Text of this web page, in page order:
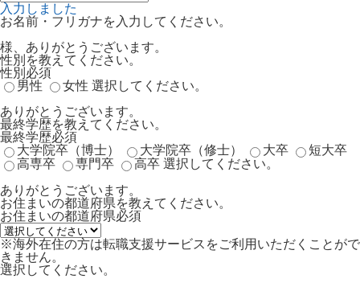
入力しました
お名前・フリガナを入力してください。
様、ありがとうございます。
性別を教えてください。
性別 必須
男性
女性 選択してください。
ありがとうございます。
最終学歴を教えてください。
最終学歴必須
大学院卒（博士）
大学院卒（修士） 大卒
短大卒
高専卒
専門卒 高卒 選択してください。
ありがとうございます。
お住まいの都道府県を教えてください。
お住まいの都道府県必須
※海外在住の方は転職支援サービスをご利用いただくことがで
きません。
選択してください。